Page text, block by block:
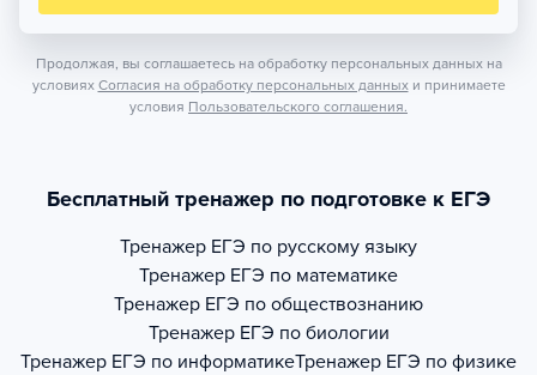
Продолжая, вы соглашаетесь на обработку персональных данных на
условиях Согласия на обработку персональных данных и принимаете
условия Пользовательского соглашения.
Бесплатный тренажер по подготовке к ЕГЭ
Тренажер ЕГЭ по русскому языку
Тренажер ЕГЭ по математике
Тренажер ЕГЭ по обществознанию
Тренажер ЕГЭ по биологии
Тренажер ЕГЭ по информатикеТренажер ЕГЭ по физике